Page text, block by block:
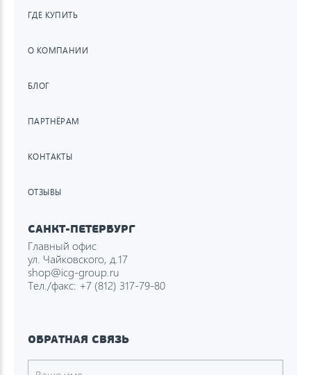
ГДЕ КУПИТЬ
О КОМПАНИИ
БЛОГ
ПАРТНЁРАМ
КОНТАКТЫ
ОТЗЫВЫ
САНКТ-ПЕТЕРБУРГ
Главный офис
ул. Чайковского, д.17
shop@icg-group.ru
Тел./факс: +7 (812) 317-79-80
ОБРАТНАЯ СВЯЗЬ